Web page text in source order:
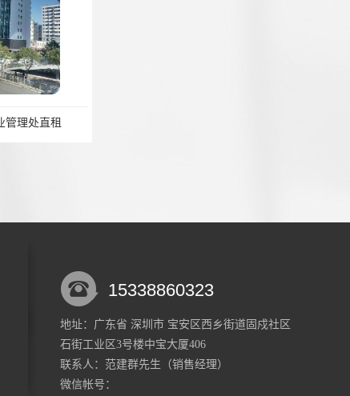
管理处直租
西乡白鹿广场整层毛坯4600平层高5米全智能化园区
15338860323
地址：广东省 深圳市 宝安区西乡街道固戍社区
石街工业区3号楼中宝大厦406
联系人：范建群先生 （销售经理）
微信帐号：